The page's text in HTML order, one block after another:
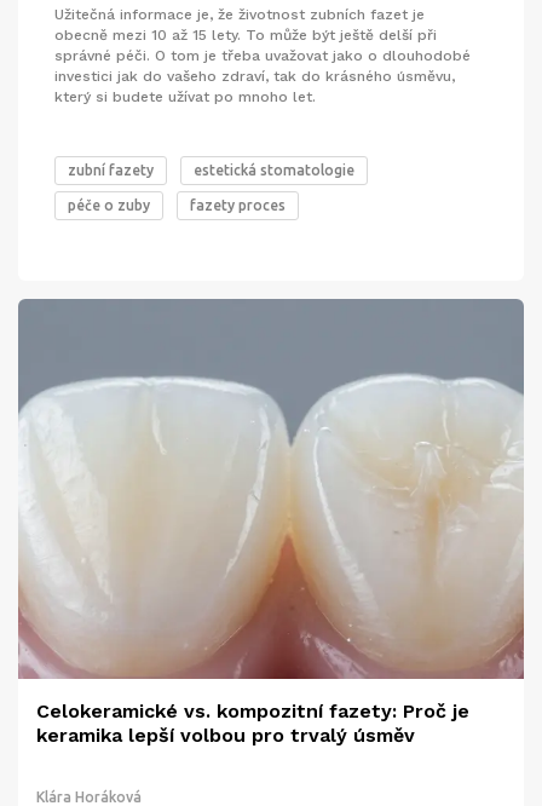
Užitečná informace je, že životnost zubních fazet je
obecně mezi 10 až 15 lety. To může být ještě delší při
správné péči. O tom je třeba uvažovat jako o dlouhodobé
investici jak do vašeho zdraví, tak do krásného úsměvu,
který si budete užívat po mnoho let.
zubní fazety estetická stomatologie
péče o zuby fazety proces
Celokeramické vs. kompozitní fazety: Proč je
keramika lepší volbou pro trvalý úsměv
Klára Horáková